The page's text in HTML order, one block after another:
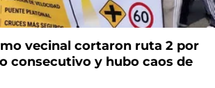
vecinal cortaron ruta 2 por
consecutivo y hubo caos de